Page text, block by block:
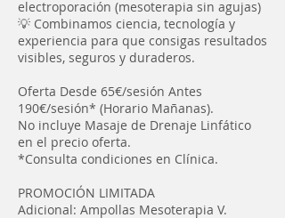
electroporación (mesoterapia sin agujas)
💡 Combinamos ciencia, tecnología y
experiencia para que consigas resultados
visibles, seguros y duraderos.
Oferta Desde 65€/sesión Antes
190€/sesión* (Horario Mañanas).
No incluye Masaje de Drenaje Linfático
en el precio oferta.
*Consulta condiciones en Clínica.
PROMOCIÓN LIMITADA
Adicional: Ampollas Mesoterapia V.